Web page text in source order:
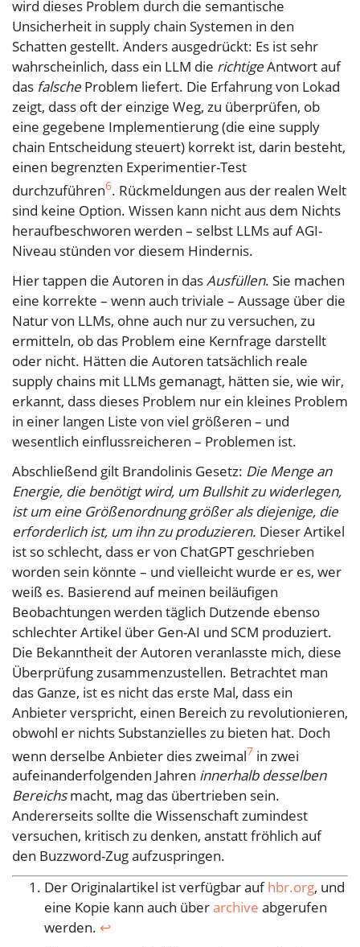
wird dieses Problem durch die semantische
Unsicherheit in supply chain Systemen in den
Schatten gestellt. Anders ausgedrückt: Es ist sehr
wahrscheinlich, dass ein LLM die richtigeAntwort auf
das falscheProblem liefert. Die Erfahrung von Lokad
zeigt, dass oft der einzige Weg, zu überprüfen, ob
eine gegebene Implementierung (die eine supply
chain Entscheidung steuert) korrekt ist, darin besteht,
einen begrenzten Experimentier-Test
durchzuführen6. Rückmeldungen aus der realen Welt
sind keine Option. Wissen kann nicht aus dem Nichts
heraufbeschworen werden – selbst LLMs auf AGI-
Niveau stünden vor diesem Hindernis.
Hier tappen die Autoren in dasAusfüllen. Sie machen
eine korrekte – wenn auch triviale – Aussage über die
Natur von LLMs, ohne auch nur zu versuchen, zu
ermitteln, ob das Problem eine Kernfrage darstellt
oder nicht. Hätten die Autoren tatsächlich reale
supply chains mit LLMs gemanagt, hätten sie, wie wir,
erkannt, dass dieses Problem nur ein kleines Problem
in einer langen Liste von viel größeren – und
wesentlich einflussreicheren – Problemen ist.
Abschließend gilt Brandolinis Gesetz: Die Menge an
Energie, die benötigt wird, um Bullshit zu widerlegen,
ist um eine Größenordnung größer als diejenige, die
erforderlich ist, um ihn zu produzieren. Dieser Artikel
ist so schlecht, dass er von ChatGPT geschrieben
worden sein könnte – und vielleicht wurde er es, wer
weiß es. Basierend auf meinen beiläufigen
Beobachtungen werden täglich Dutzende ebenso
schlechter Artikel über Gen-AI und SCM produziert.
Die Bekanntheit der Autoren veranlasste mich, diese
Überprüfung zusammenzustellen. Betrachtet man
das Ganze, ist es nicht das erste Mal, dass ein
Anbieter verspricht, einen Bereich zu revolutionieren,
obwohl er nichts Substanzielles zu bieten hat. Doch
wenn derselbe Anbieter dies zweimal7 in zwei
aufeinanderfolgenden Jahren innerhalb desselben
Bereichsmacht, mag das übertrieben sein.
Andererseits sollte die Wissenschaft zumindest
versuchen, kritisch zu denken, anstatt fröhlich auf
den Buzzword-Zug aufzuspringen.
Der Originalartikel ist verfügbar aufhbr.org, und
eine Kopie kann auch überarchive abgerufen
werden. ↩︎